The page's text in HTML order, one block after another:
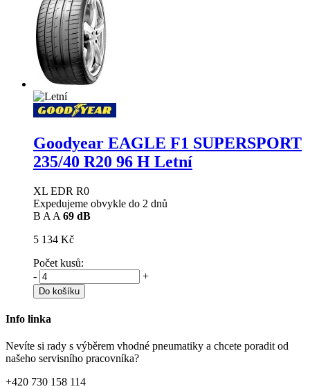
Goodyear EAGLE F1 SUPERSPORT
235/40 R20 96 H Letní
XL EDR R0
Expedujeme obvykle do 2 dnů
B A A 69 dB
5 134 Kč
Počet kusů:
-
+
Do košíku
Info linka
Nevíte si rady s výběrem vhodné pneumatiky a chcete poradit od
našeho servisního pracovníka?
+420 730 158 114